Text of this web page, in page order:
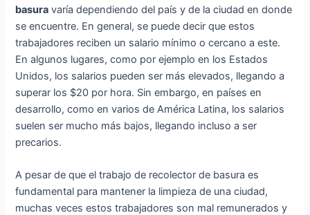
basura varía dependiendo del país y de la ciudad en donde
se encuentre. En general, se puede decir que estos
trabajadores reciben un salario mínimo o cercano a este.
En algunos lugares, como por ejemplo en los Estados
Unidos, los salarios pueden ser más elevados, llegando a
superar los $20 por hora. Sin embargo, en países en
desarrollo, como en varios de América Latina, los salarios
suelen ser mucho más bajos, llegando incluso a ser
precarios.
A pesar de que el trabajo de recolector de basura es
fundamental para mantener la limpieza de una ciudad,
muchas veces estos trabajadores son mal remunerados y